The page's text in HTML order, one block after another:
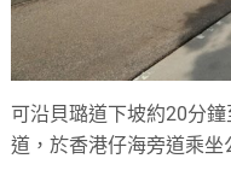
可沿貝璐道下坡約20分
道，於香港仔海旁道乘坐